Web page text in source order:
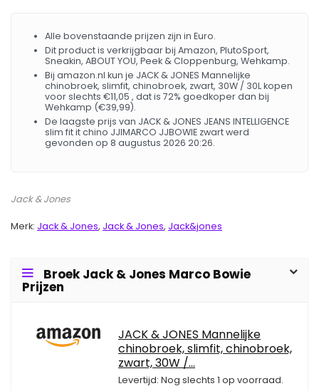
Alle bovenstaande prijzen zijn in Euro.
Dit product is verkrijgbaar bij Amazon, PlutoSport,
Sneakin, ABOUT YOU, Peek & Cloppenburg, Wehkamp.
Bij amazon.nl kun je JACK & JONES Mannelijke
chinobroek, slimfit, chinobroek, zwart, 30W / 30L kopen
voor slechts €11,05 , dat is 72% goedkoper dan bij
Wehkamp (€39,99).
De laagste prijs van JACK & JONES JEANS INTELLIGENCE
slim fit it chino JJIMARCO JJBOWIE zwart werd
gevonden op 8 augustus 2026 20:26.
Jack & Jones
Merk: Jack & Jones, Jack & Jones, Jack&jones
Broek Jack & Jones Marco Bowie
Prijzen
JACK & JONES Mannelijke
chinobroek, slimfit, chinobroek,
zwart, 30W /...
Levertijd: Nog slechts 1 op voorraad.